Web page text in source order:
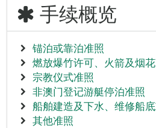
手续概览
锚泊或靠泊准照
燃放爆竹许可、火箭及烟
宗教仪式准照
非澳门登记游艇停泊准照
船舶建造及下水、维修船
其他准照